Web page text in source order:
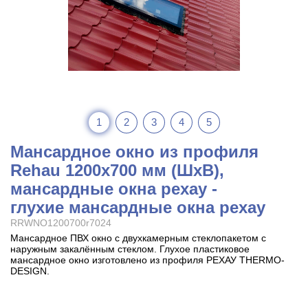
1 2 3 4 5
Мансардное окно из профиля
Rehau 1200x700 мм (ШхВ),
мансардные окна рехау -
глухие мансардные окна рехау
RRWNO1200700r7024
Мансардное ПВХ окно с двухкамерным стеклопакетом с
наружным закалённым стеклом. Глухое пластиковое
мансардное окно изготовлено из профиля РЕХАУ THERMO-
DESIGN.